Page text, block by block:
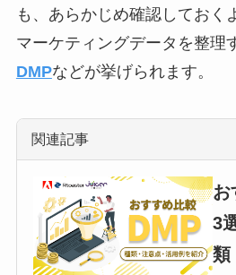
も、あらかじめ確認しておく
マーケティングデータを整理
DMPなどが挙げられます。
関連記事
お
3
類